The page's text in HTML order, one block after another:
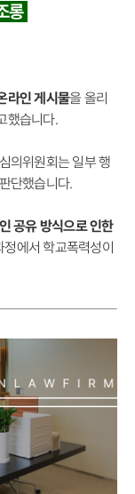
롱
라인 게시물을 올리
했습니다.
의위원회는 일부 행
단했습니다.
공유 방식으로 인한
에서 학교폭력성이